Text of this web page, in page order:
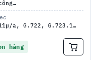
a, G.722, G.723.1…
hàng